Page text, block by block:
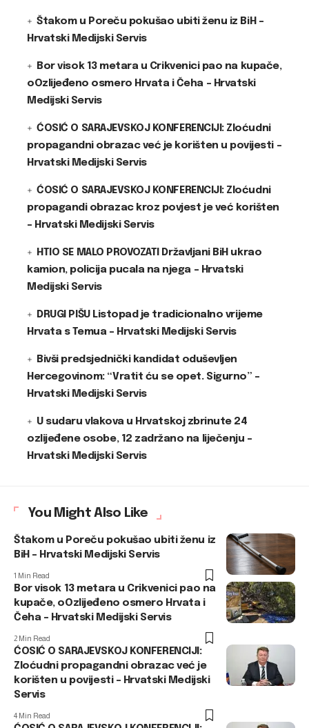
Štakom u Poreču pokušao ubiti ženu iz BiH –
Hrvatski Medijski Servis
Bor visok 13 metara u Crikvenici pao na kupače,
oOzlijeđeno osmero Hrvata i Čeha – Hrvatski
Medijski Servis
ĆOSIĆ O SARAJEVSKOJ KONFERENCIJI: Zloćudni
propagandni obrazac već je korišten u povijesti –
Hrvatski Medijski Servis
ĆOSIĆ O SARAJEVSKOJ KONFERENCIJI: Zloćudni
propagandi obrazac kroz povjest je već korišten
– Hrvatski Medijski Servis
HTIO SE MALO PROVOZATI Državljani BiH ukrao
kamion, policija pucala na njega – Hrvatski
Medijski Servis
DRUGI PIŠU Listopad je tradicionalno vrijeme
Hrvata s Temua – Hrvatski Medijski Servis
Bivši predsjednički kandidat oduševljen
Hercegovinom: “Vratit ću se opet. Sigurno” –
Hrvatski Medijski Servis
U sudaru vlakova u Hrvatskoj zbrinute 24
ozlijeđene osobe, 12 zadržano na liječenju –
Hrvatski Medijski Servis
You Might Also Like
Štakom u Poreču pokušao ubiti ženu iz
BiH – Hrvatski Medijski Servis
1 Min Read
Bor visok 13 metara u Crikvenici pao na
kupače, oOzlijeđeno osmero Hrvata i
Čeha – Hrvatski Medijski Servis
2 Min Read
ĆOSIĆ O SARAJEVSKOJ KONFERENCIJI:
Zloćudni propagandni obrazac već je
korišten u povijesti – Hrvatski Medijski
Servis
4 Min Read